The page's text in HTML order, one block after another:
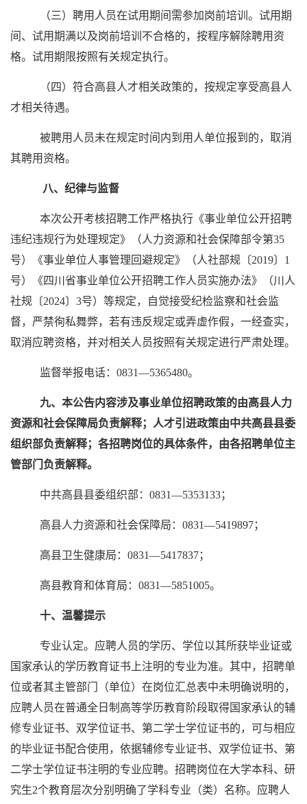
（三）聘用人员在试用期间需参加岗前培训。试用期
间、试用期满以及岗前培训不合格的，按程序解除聘用资
格。试用期限按照有关规定执行。
（四）符合高县人才相关政策的，按规定享受高县人
才相关待遇。
被聘用人员未在规定时间内到用人单位报到的，取消
其聘用资格。
八、纪律与监督
本次公开考核招聘工作严格执行《事业单位公开招聘
违纪违规行为处理规定》（人力资源和社会保障部令第35
号）《事业单位人事管理回避规定》（人社部规〔2019〕1
号）《四川省事业单位公开招聘工作人员实施办法》（川人
社规〔2024〕3号）等规定，自觉接受纪检监察和社会监
督，严禁徇私舞弊，若有违反规定或弄虚作假，一经查实，
取消应聘资格，并对相关人员按照有关规定进行严肃处理。
监督举报电话：0831—5365480。
九、本公告内容涉及事业单位招聘政策的由高县人力
资源和社会保障局负责解释；人才引进政策由中共高县县委
组织部负责解释；各招聘岗位的具体条件，由各招聘单位主
管部门负责解释。
中共高县县委组织部：0831—5353133；
高县人力资源和社会保障局：0831—5419897；
高县卫生健康局：0831—5417837；
高县教育和体育局：0831—5851005。
十、温馨提示
专业认定。应聘人员的学历、学位以其所获毕业证或
国家承认的学历教育证书上注明的专业为准。其中，招聘单
位或者其主管部门（单位）在岗位汇总表中未明确说明的，
应聘人员在普通全日制高等学历教育阶段取得国家承认的辅
修专业证书、双学位证书、第二学士学位证书的，可与相应
的毕业证书配合使用，依据辅修专业证书、双学位证书、第
二学士学位证书注明的专业应聘。招聘岗位在大学本科、研
究生2个教育层次分别明确了学科专业（类）名称。应聘人